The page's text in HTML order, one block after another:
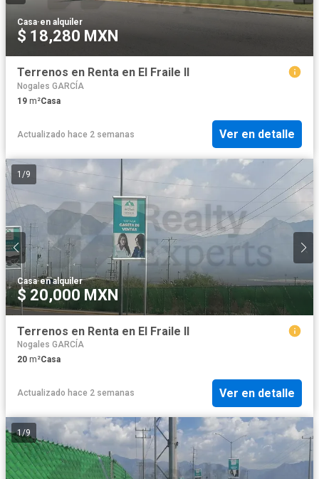
Casa·en alquiler
$ 18,280 MXN
Terrenos en Renta en El Fraile II
Nogales GARCÍA
19 m²Casa
Actualizado hace 2 semanas Ver en detalle
1 /9
Casa·en alquiler
$ 20,000 MXN
Terrenos en Renta en El Fraile II
Nogales GARCÍA
20 m²Casa
Actualizado hace 2 semanas Ver en detalle
1/9